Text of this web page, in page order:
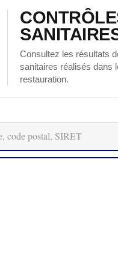
Consultez les résultats
sanitaires réalisés dans
restauration.
Autour
de
moi
Régions